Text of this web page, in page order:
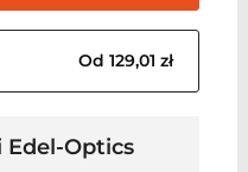
Od 129,01 zł
Edel-Optics